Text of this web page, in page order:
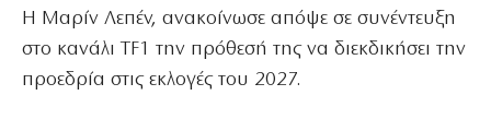
H Μαρίν Λεπέν, ανακοίνωσε απόψε σε συνέντευξη
στο κανάλι TF1 την πρόθεσή της να διεκδικήσει την
προεδρία στις εκλογές του 2027.